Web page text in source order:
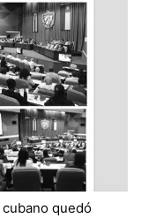
cubano quedó